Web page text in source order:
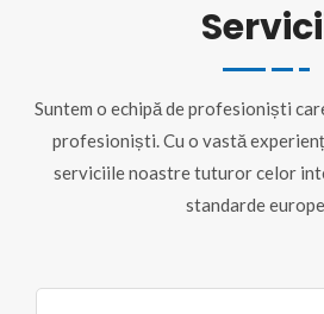
Suntem o echipă de profesioniști
profesioniști. Cu o vastă
serviciile noastre tuturor celor
standarde